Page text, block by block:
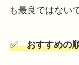
も最良ではない
✅おすすめの